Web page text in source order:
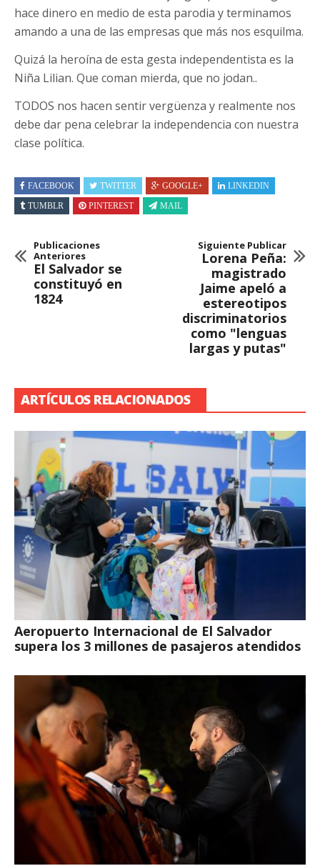
hace dinero en medio de esta parodia y terminamos
amando a una de las empresas que más nos esquilma.
Quizá la heroína de esta gesta independentista es la
Niña Lilian. Que coman mierda, que no jodan..
TODOS nos hacen sentir vergüenza y realmente nos
debe dar pena celebrar la independencia con nuestra
clase política.
FACEBOOK TWITTER GOOGLE+
LINKEDIN
TUMBLR
PINTEREST MAIL
Publicaciones
Anteriores
El Salvador se
constituyó en
1824
Siguiente Publicar
Lorena Peña:
magistrado
Jaime apeló a
estereotipos
discriminatorios
como "lenguas
largas y putas"
ARTÍCULOS RELACIONADOS
Aeropuerto Internacional de El Salvador
supera los 3 millones de pasajeros atendidos